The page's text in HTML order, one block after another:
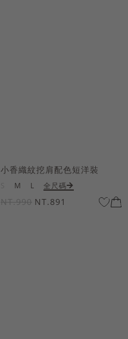
小香織紋挖肩配色短洋裝
M L 全尺碼
NT.990 NT.891